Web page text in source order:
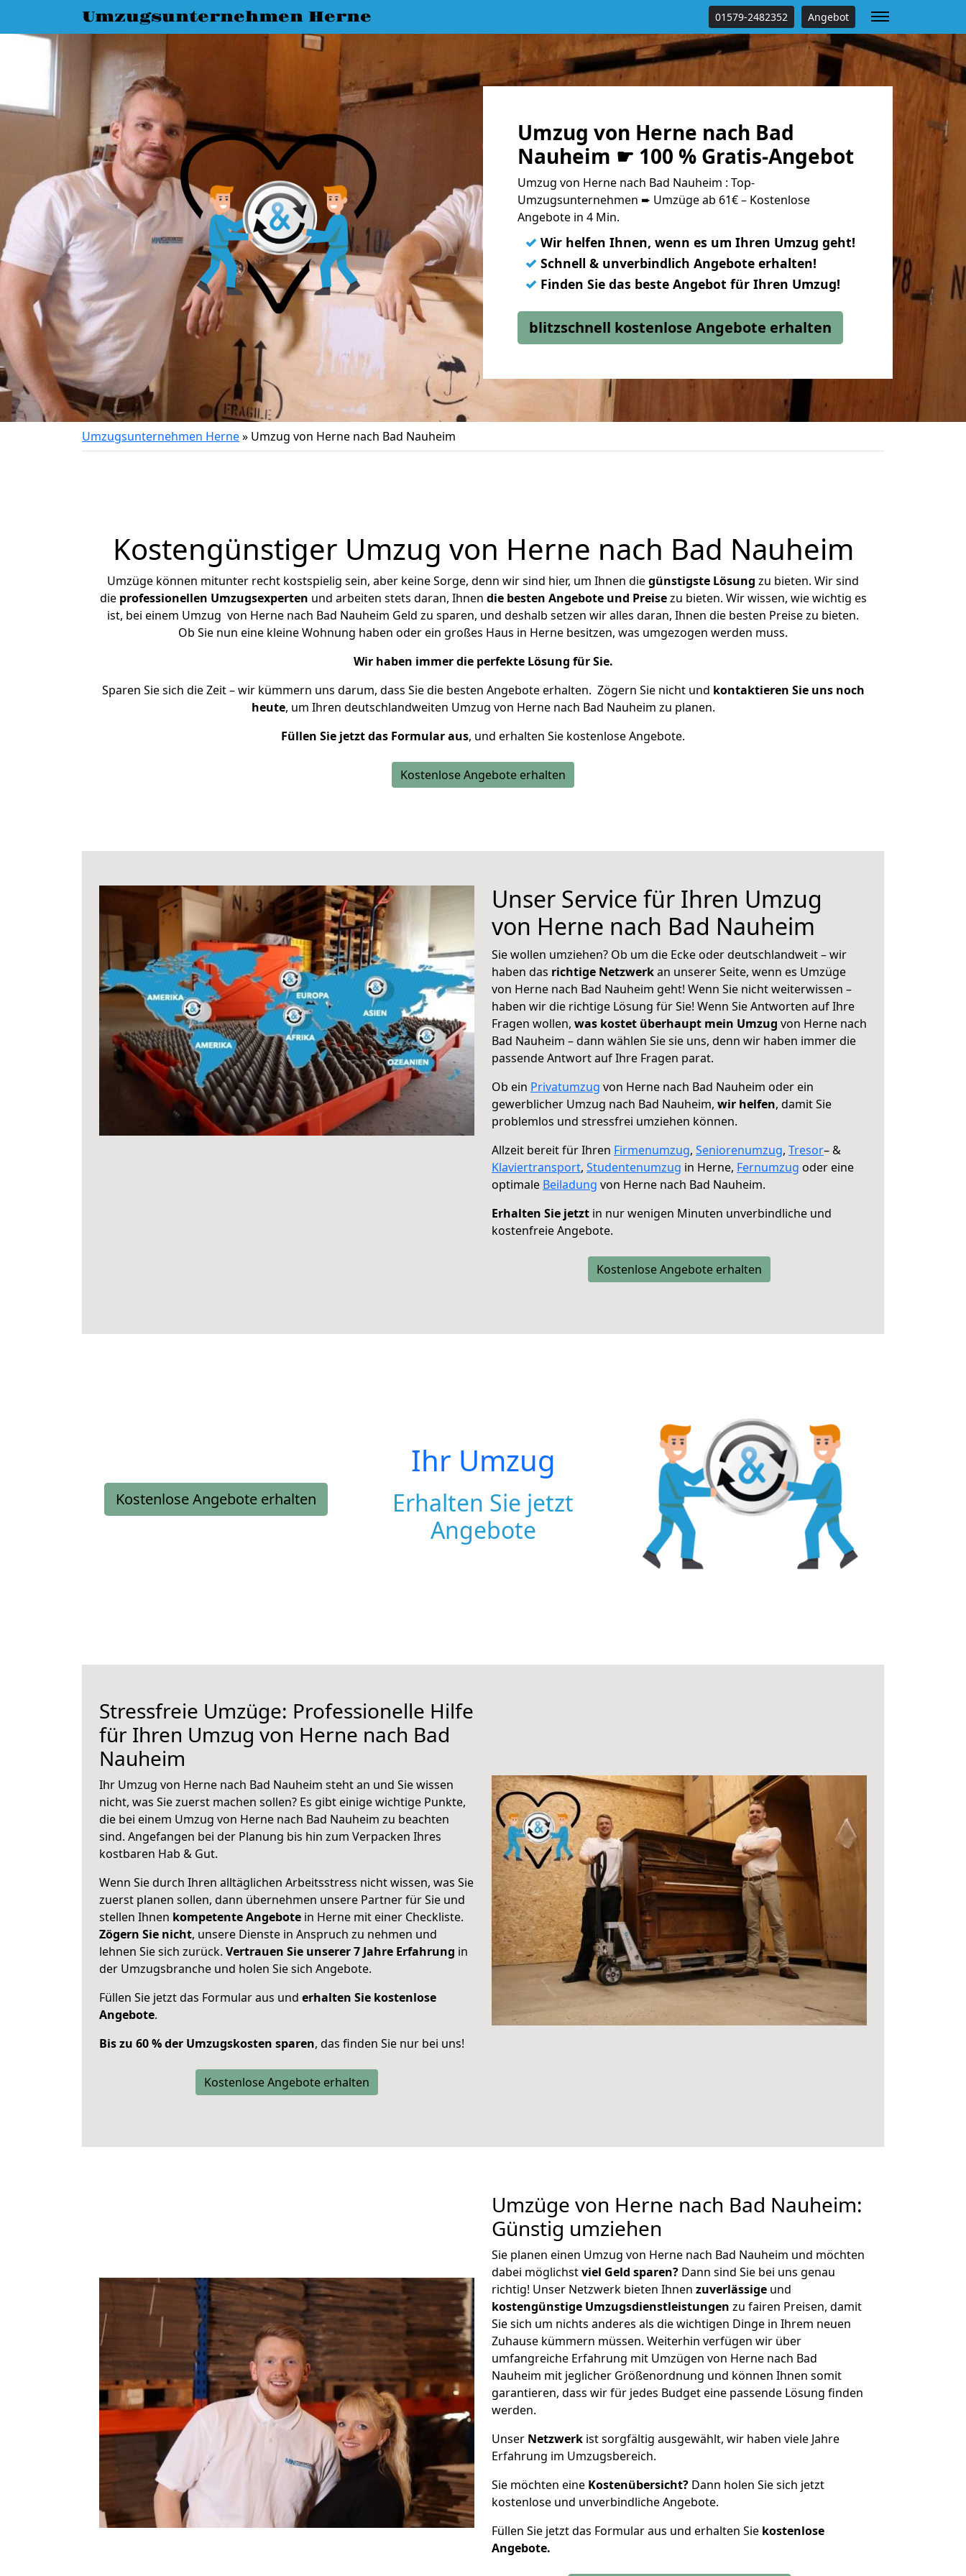
Umzugsunternehmen Herne 01579-2482352 Angebot
Umzug von Herne nach Bad
Nauheim ☛ 100 % Gratis-Angebot
Umzug von Herne nach Bad Nauheim : Top-
Umzugsunternehmen ➨ Umzüge ab 61€ – Kostenlose
Angebote in 4 Min.
✓ Wir helfen Ihnen, wenn es um Ihren Umzug geht!
✓ Schnell & unverbindlich Angebote erhalten!
✓ Finden Sie das beste Angebot für Ihren Umzug!
blitzschnell kostenlose Angebote erhalten
Umzugsunternehmen Herne» Umzug von Herne nach Bad Nauheim
Kostengünstiger Umzug von Herne nach Bad Nauheim
Umzüge können mitunter recht kostspielig sein, aber keine Sorge, denn wir sind hier, um Ihnen diegünstigste Lösung zu bieten. Wir sind
die professionellen Umzugsexperten und arbeiten stets daran, Ihnen die besten Angebote und Preisezu bieten. Wir wissen, wie wichtig es
ist, bei einem Umzug von Herne nach Bad Nauheim Geld zu sparen, und deshalb setzen wir alles daran, Ihnen die besten Preise zu bieten.
Ob Sie nun eine kleine Wohnung haben oder ein großes Haus in Herne besitzen, was umgezogen werden muss.
Wir haben immer die perfekte Lösung für Sie.
Sparen Sie sich die Zeit – wir kümmern uns darum, dass Sie die besten Angebote erhalten. Zögern Sie nicht und kontaktieren Sie uns noch
heute, um Ihren deutschlandweiten Umzug von Herne nach Bad Nauheim zu planen.
Füllen Sie jetzt das Formular aus, und erhalten Sie kostenlose Angebote.
Kostenlose Angebote erhalten
Unser Service für Ihren Umzug
von Herne nach Bad Nauheim
Sie wollen umziehen? Ob um die Ecke oder deutschlandweit – wir
haben das richtige Netzwerkan unserer Seite, wenn es Umzüge
von Herne nach Bad Nauheim geht! Wenn Sie nicht weiterwissen –
haben wir die richtige Lösung für Sie! Wenn Sie Antworten auf Ihre
Fragen wollen, was kostet überhaupt mein Umzug von Herne nach
Bad Nauheim – dann wählen Sie sie uns, denn wir haben immer die
passende Antwort auf Ihre Fragen parat.
Ob ein Privatumzug von Herne nach Bad Nauheim oder ein
gewerblicher Umzug nach Bad Nauheim, wir helfen, damit Sie
problemlos und stressfrei umziehen können.
Allzeit bereit für Ihren Firmenumzug, Seniorenumzug, Tresor– &
Klaviertransport, Studentenumzug in Herne, Fernumzug oder eine
optimale Beiladung von Herne nach Bad Nauheim.
Erhalten Sie jetzt in nur wenigen Minuten unverbindliche und
kostenfreie Angebote.
Kostenlose Angebote erhalten
Kostenlose Angebote erhalten
Ihr Umzug
Erhalten Sie jetzt
Angebote
Stressfreie Umzüge: Professionelle Hilfe
für Ihren Umzug von Herne nach Bad
Nauheim
Ihr Umzug von Herne nach Bad Nauheim steht an und Sie wissen
nicht, was Sie zuerst machen sollen? Es gibt einige wichtige Punkte,
die bei einem Umzug von Herne nach Bad Nauheim zu beachten
sind. Angefangen bei der Planung bis hin zum Verpacken Ihres
kostbaren Hab & Gut.
Wenn Sie durch Ihren alltäglichen Arbeitsstress nicht wissen, was Sie
zuerst planen sollen, dann übernehmen unsere Partner für Sie und
stellen Ihnen kompetente Angebote in Herne mit einer Checkliste.
Zögern Sie nicht, unsere Dienste in Anspruch zu nehmen und
lehnen Sie sich zurück. Vertrauen Sie unserer 7 Jahre Erfahrung in
der Umzugsbranche und holen Sie sich Angebote.
Füllen Sie jetzt das Formular aus und erhalten Sie kostenlose
Angebote.
Bis zu 60 % der Umzugskosten sparen, das finden Sie nur bei uns!
Kostenlose Angebote erhalten
Umzüge von Herne nach Bad Nauheim:
Günstig umziehen
Sie planen einen Umzug von Herne nach Bad Nauheim und möchten
dabei möglichstviel Geld sparen? Dann sind Sie bei uns genau
richtig! Unser Netzwerk bieten Ihnen zuverlässige und
kostengünstige Umzugsdienstleistungen zu fairen Preisen, damit
Sie sich um nichts anderes als die wichtigen Dinge in Ihrem neuen
Zuhause kümmern müssen. Weiterhin verfügen wir über
umfangreiche Erfahrung mit Umzügen von Herne nach Bad
Nauheim mit jeglicher Größenordnung und können Ihnen somit
garantieren, dass wir für jedes Budget eine passende Lösung finden
werden.
Unser Netzwerk ist sorgfältig ausgewählt, wir haben viele Jahre
Erfahrung im Umzugsbereich.
Sie möchten eine Kostenübersicht? Dann holen Sie sich jetzt
kostenlose und unverbindliche Angebote.
Füllen Sie jetzt das Formular aus und erhalten Sie kostenlose
Angebote.